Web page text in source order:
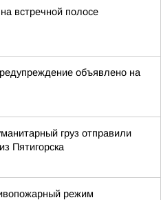
встречной полосе
объявлено на
груз отправили
Пятигорска
режим